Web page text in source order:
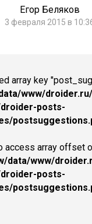
Егор Беляков
3 февраля 2015 в
array key
www/
posts-
access array offset
data/www/
posts-